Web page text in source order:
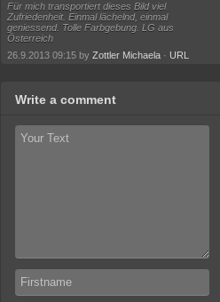
Für mich transportiert dieses Bild viel
Zufriedenheit. Einmal lächelnd, einmal
geniessend. Tolle Farbgebung. LG aus
Österreich
26.9.2013 09:15 by Zottler Michaela· URL
Write a comment